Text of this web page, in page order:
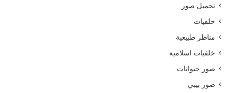
تحميل صور
خلفيات
مناظر طبيعية
خلفيات اسلامية
صور حيوانات
صور بيبي